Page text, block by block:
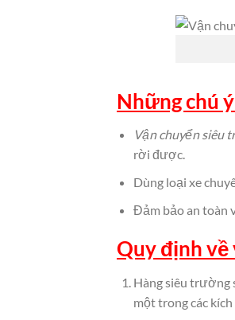
Những chú
Vận chuyển siêu
rời được.
Dùng loại xe
Đảm bảo an toàn
Quy định về
Hàng siêu trường
một trong các